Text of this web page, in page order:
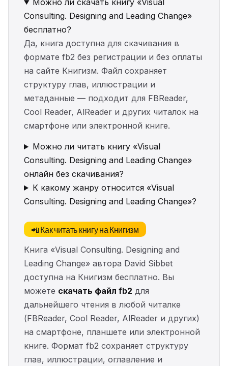
Можно ли скачать книгу «Visual
Consulting. Designing and Leading Change»
бесплатно?
Да, книга доступна для скачивания в
формате fb2 без регистрации и без оплаты
на сайте Книгизм. Файл сохраняет
структуру глав, иллюстрации и
метаданные — подходит для FBReader,
Cool Reader, AlReader и других читалок на
смартфоне или электронной книге.
Можно ли читать книгу «Visual
Consulting. Designing and Leading Change»
онлайн без скачивания?
К какому жанру относится «Visual
Consulting. Designing and Leading Change»?
📲 Как читать книгу на Книгизм
Книга «Visual Consulting. Designing and
Leading Change» автора David Sibbet
доступна на Книгизм бесплатно. Вы
можете скачать файл fb2 для
дальнейшего чтения в любой читалке
(FBReader, Cool Reader, AlReader и других)
на смартфоне, планшете или электронной
книге. Формат fb2 сохраняет структуру
глав, иллюстрации, оглавление и